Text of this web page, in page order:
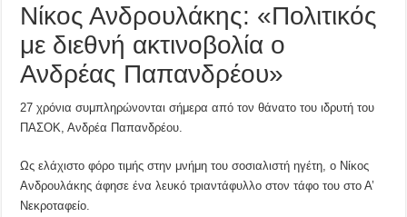
Νίκος Ανδρουλάκης: «Πολιτικός
με διεθνή ακτινοβολία ο
Ανδρέας Παπανδρέου»
27 χρόνια συμπληρώνονται σήμερα από τον θάνατο του ιδρυτή του
ΠΑΣΟΚ, Ανδρέα Παπανδρέου.
Ως ελάχιστο φόρο τιμής στην μνήμη του σοσιαλιστή ηγέτη, ο Νίκος
Ανδρουλάκης άφησε ένα λευκό τριαντάφυλλο στον τάφο του στο Α’
Νεκροταφείο.